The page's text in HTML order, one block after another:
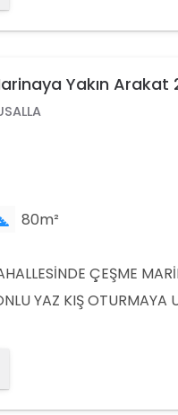
Yakın Arakat
80m²
ÇEŞME
YAZ KIŞ OTURMAYA
EMLAK